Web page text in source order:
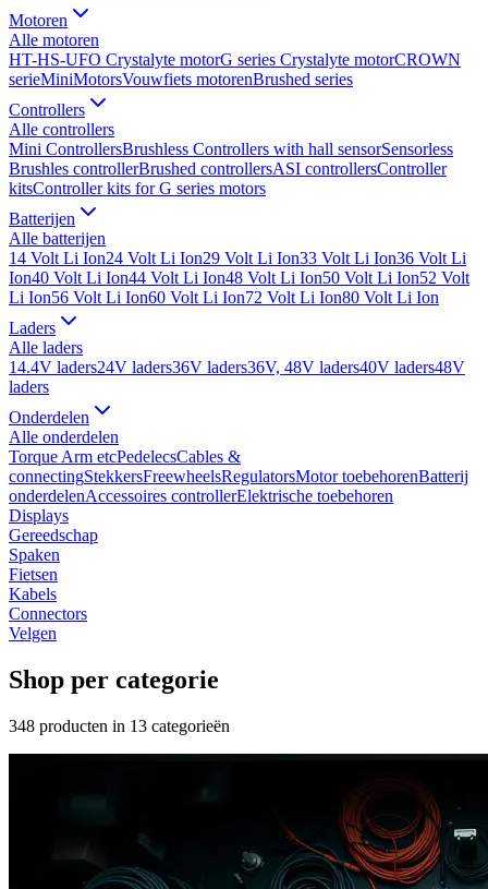
Motoren
Alle motoren
HT-HS-UFO Crystalyte motorG series Crystalyte motorCROWN
serieMiniMotorsVouwfiets motorenBrushed series
Controllers
Alle controllers
Mini ControllersBrushless Controllers with hall sensorSensorless
Brushles controllerBrushed controllersASI controllersController
kitsController kits for G series motors
Batterijen
Alle batterijen
14 Volt Li Ion24 Volt Li Ion29 Volt Li Ion33 Volt Li Ion36 Volt Li
Ion40 Volt Li Ion44 Volt Li Ion48 Volt Li Ion50 Volt Li Ion52 Volt
Li Ion56 Volt Li Ion60 Volt Li Ion72 Volt Li Ion80 Volt Li Ion
Laders
Alle laders
14.4V laders24V laders36V laders36V, 48V laders40V laders48V
laders
Onderdelen
Alle onderdelen
Torque Arm etcPedelecsCables &
connectingStekkersFreewheelsRegulatorsMotor toebehorenBatterij
onderdelenAccessoires controllerElektrische toebehoren
Displays
Gereedschap
Spaken
Fietsen
Kabels
Connectors
Velgen
Shop per categorie
348 producten in 13 categorieën